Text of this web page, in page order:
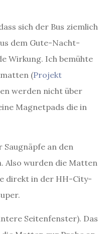
sich der Bus ziemlich
dem Gute-Nacht-
Wirkung. Ich bemühte
(Projekt
werden nicht über
Magnetpads die in
Saugnäpfe an den
Also wurden die Matten
direkt in der HH-City-
Seitenfenster). Das